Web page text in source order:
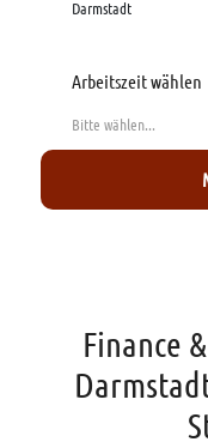
Darmstadt
Arbeitszeit wählen
Bitte wählen...
Finance